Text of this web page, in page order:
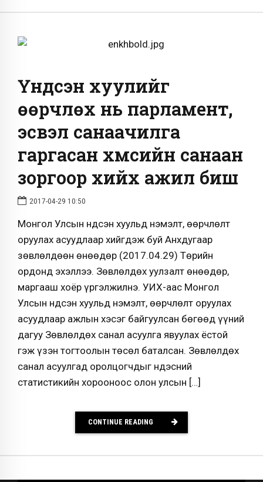
Үндсэн хуулийг
өөрчлөх нь парламент,
эсвэл санаачилга
гаргасан хүмүүсийн санаан
зоргоор хийх ажил биш
2017-04-29 10:50
Монгол Улсын Үндсэн хуульд нэмэлт, өөрчлөлт
оруулах асуудлаар хийгдэж буй Анхдугаар
зөвлөлдөөн өнөөдөр (2017.04.29) Төрийн
ордонд эхэллээ. Зөвлөлдөх уулзалт өнөөдөр,
маргааш хоёр үргэлжилнэ. УИХ-аас Монгол
Улсын Үндсэн хуульд нэмэлт, өөрчлөлт оруулах
асуудлаар ажлын хэсэг байгуулсан бөгөөд үүний
дагуу Зөвлөлдөх санал асуулга явуулах ёстой
гэж үзэн тогтоолын төсөл баталсан. Зөвлөлдөх
санал асуулгад оролцогчдыг Үндэсний
статистикийн хорооноос олон улсын […]
CONTINUE READING